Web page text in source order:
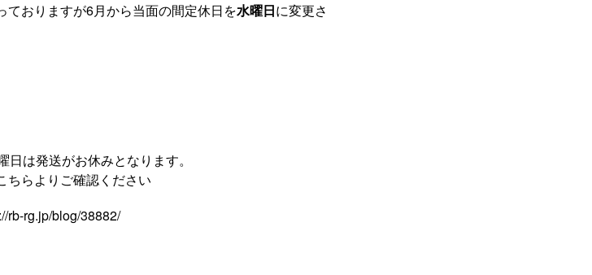
ておりますが6月から当面の間定休日を水曜日に変更さ
は発送がお休みとなります。
ちらよりご確認ください
rb-rg.jp/blog/38882/